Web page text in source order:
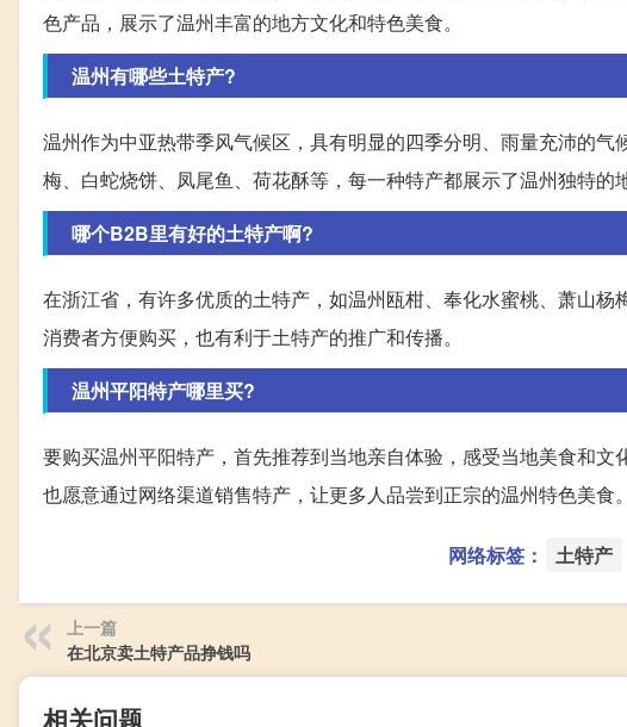
色产品，展示了温州丰富的地方文化和特色美食。
温州有哪些土特产?
温州作为中亚热带季风气候区，具有明显的四季分明、雨量充沛的
梅、白蛇烧饼、凤尾鱼、荷花酥等，每一种特产都展示了温州独特的
哪个B2B里有好的土特产啊?
在浙江省，有许多优质的土特产，如温州瓯柑、奉化水蜜桃、萧山
消费者方便购买，也有利于土特产的推广和传播。
温州平阳特产哪里买?
要购买温州平阳特产，首先推荐到当地亲自体验，感受当地美食和
也愿意通过网络渠道销售特产，让更多人品尝到正宗的温州特色美食。
网络标签： 土特产
上一篇
在北京卖土特产品挣钱吗
相关问题